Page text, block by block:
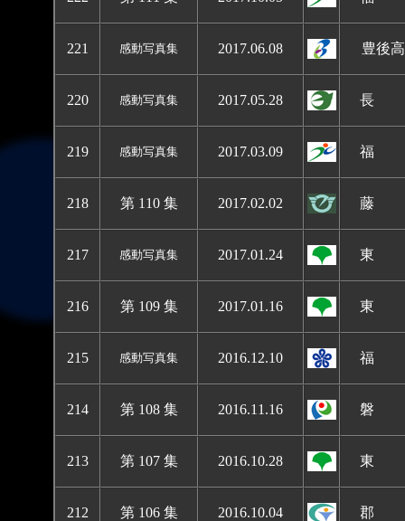
221 感動写真集 2017.06.08 豊後
220 感動写真集 2017.05.28 長
219 感動写真集 2017.03.09 福
218 第 110 集 2017.02.02 藤
217 感動写真集 2017.01.24 東
216 第 109 集 2017.01.16 東
215 感動写真集 2016.12.10 福
214 第 108 集 2016.11.16 磐
213 第 107 集 2016.10.28 東
212 第 106 集 2016.10.04 郡